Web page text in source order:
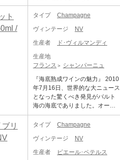
001年から、最も新しいもので20
17年のワインが使用されていま
ブレンドのうち、リザーブワイ
ンが全体の31%を占めており、
クリュッグ グランド・キュヴェ
印象を際立たせています。 ピ
ノ・ノワール 44%、シャルドネ
34%、ムニエ 22% ＜メゾン クリ
ュッグについて＞ メゾン クリュ
ッグは1843年、妥協のない哲学
と先見の明を持ったヨーゼフ・
クリュッグにより、ランスで創
業されました。 「シャンパーニ
ュの本質は歓びである」 という
ニュ3本セットをご用意しまし
た！ 1本は、シャンパーニュのカ
魅了するジャック・セロスのブ
ラン・ド・ブラン。もう1本は、
点に君臨するエグリ・ウーリエ
が手掛けるヴィンテージ・シャ
ンパーニュ。そしてもう1本に
は、長期熟成による奥行きある
味わいで高い評価を集める名門
メゾン、シャルル・エドシック
ご用意しました。 世界中のシャ
ンパーニュファンを惹きつける
めた、まさに特別な福袋。優れ
ト
/
タイプ
Champagne
ヴィンテージ
NV
生産者
ド･ヴィルマンディ
生産地
フランス
シャンパーニュ
『海底熟成ワインの魅力』 2010
年7月16日、世界的な大ニュース
となった驚くべき発見がバルト
海の海底でありました。オーラ
ンド諸島のすぐ南の海底深く
で、約200年前に沈んだ船内に残
ニュが発見されました。さらに
調査を進めた結果、これらのシ
リ
タイプ
Champagne
ヴィンテージ
NV
生産者
ピエール･ペテルス